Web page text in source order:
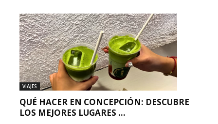
VIAJES
QUÉ HACER EN CONCEPCIÓN: DESCUBRE
LOS MEJORES LUGARES ...